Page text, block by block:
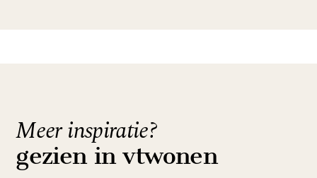
Meer inspiratie?
gezien in vtwonen